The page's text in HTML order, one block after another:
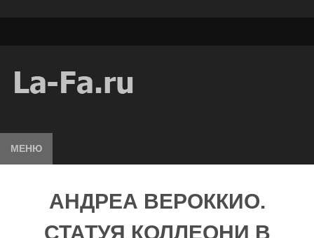
МЕНЮ
АНДРЕА ВЕРОККИО.
СТАТУЯ КОЛЛЕОНИ В